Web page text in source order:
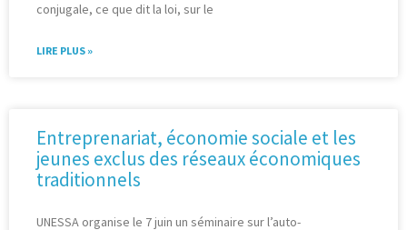
conjugale, ce que dit la loi, sur le
LIRE PLUS »
Entreprenariat, économie sociale et les
jeunes exclus des réseaux économiques
traditionnels
UNESSA organise le 7 juin un séminaire sur l’auto-